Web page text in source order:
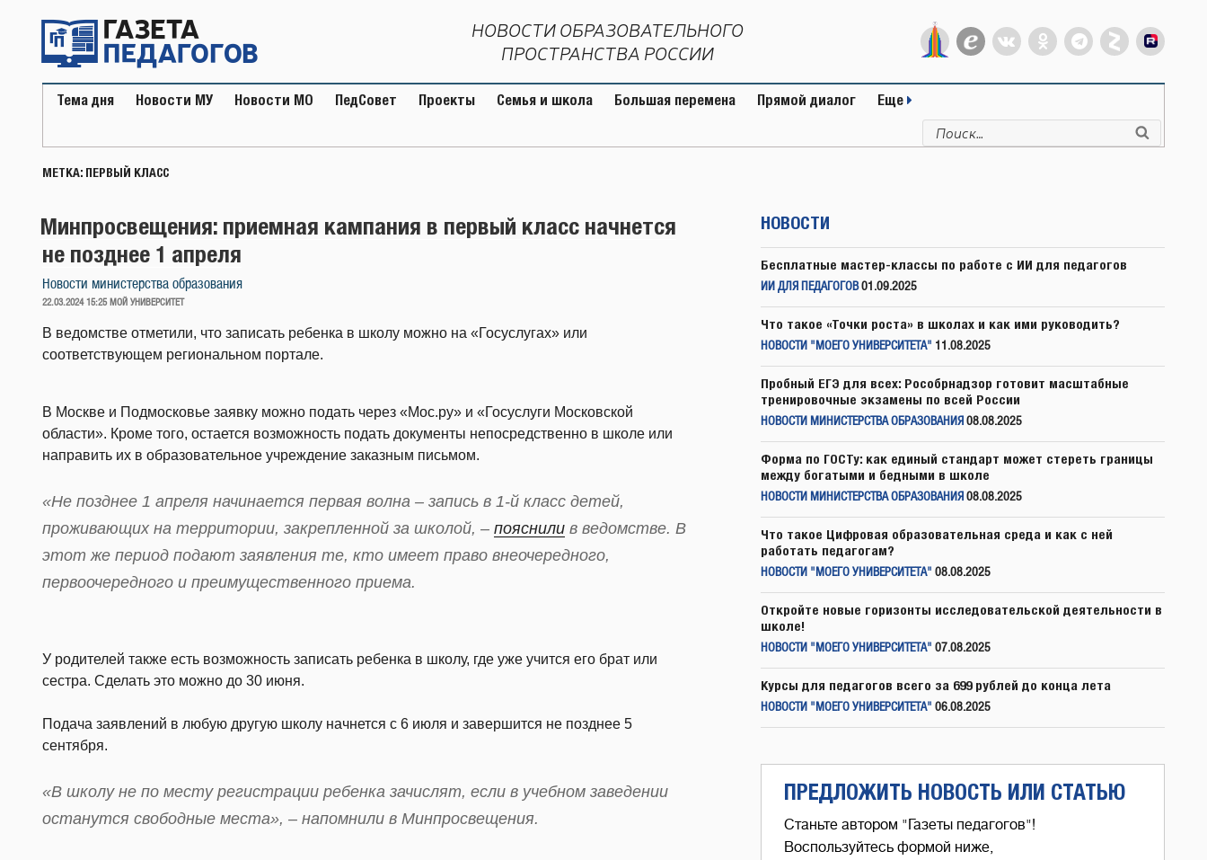
содержимому
НОВОСТИ ОБРАЗОВАТЕЛЬНОГО
ПРОСТРАНСТВА РОССИИ
Тема дня Новости МУ Новости МО ПедСовет Проекты Семья и школа Большая перемена Прямой диалог Еще
Искать:
МЕТКА: ПЕРВЫЙ КЛАСС
Минпросвещения: приемная кампания в первый класс начнется
не позднее 1 апреля
Новости министерства образования
ОПУБЛИКОВАНО
22.03.2024 15:25 МОЙ УНИВЕРСИТЕТ
В ведомстве отметили, что записать ребенка в школу можно на «Госуслугах» или
соответствующем региональном портале.
В Москве и Подмосковье заявку можно подать через «Мос.ру» и «Госуслуги Московской
области». Кроме того, остается возможность подать документы непосредственно в школе или
направить их в образовательное учреждение заказным письмом.
«Не позднее 1 апреля начинается первая волна – запись в 1-й класс детей,
проживающих на территории, закрепленной за школой, – пояснили в ведомстве. В
этот же период подают заявления те, кто имеет право внеочередного,
первоочередного и преимущественного приема.
У родителей также есть возможность записать ребенка в школу, где уже учится его брат или
сестра. Сделать это можно до 30 июня.
Подача заявлений в любую другую школу начнется с 6 июля и завершится не позднее 5
сентября.
«В школу не по месту регистрации ребенка зачислят, если в учебном заведении
останутся свободные места», – напомнили в Минпросвещения.
НОВОСТИ
Бесплатные мастер-классы по работе с ИИ для педагогов
ИИ ДЛЯ ПЕДАГОГОВ 01.09.2025
Что такое «Точки роста» в школах и как ими руководить?
НОВОСТИ "МОЕГО УНИВЕРСИТЕТА" 11.08.2025
Пробный ЕГЭ для всех: Рособрнадзор готовит масштабные
тренировочные экзамены по всей России
НОВОСТИ МИНИСТЕРСТВА ОБРАЗОВАНИЯ 08.08.2025
Форма по ГОСТу: как единый стандарт может стереть границы
между богатыми и бедными в школе
НОВОСТИ МИНИСТЕРСТВА ОБРАЗОВАНИЯ 08.08.2025
Что такое Цифровая образовательная среда и как с ней
работать педагогам?
НОВОСТИ "МОЕГО УНИВЕРСИТЕТА" 08.08.2025
Откройте новые горизонты исследовательской деятельности в
школе!
НОВОСТИ "МОЕГО УНИВЕРСИТЕТА" 07.08.2025
Курсы для педагогов всего за 699 рублей до конца лета
НОВОСТИ "МОЕГО УНИВЕРСИТЕТА" 06.08.2025
ПРЕДЛОЖИТЬ НОВОСТЬ ИЛИ СТАТЬЮ
Станьте автором "Газеты педагогов"!
Воспользуйтесь формой ниже,